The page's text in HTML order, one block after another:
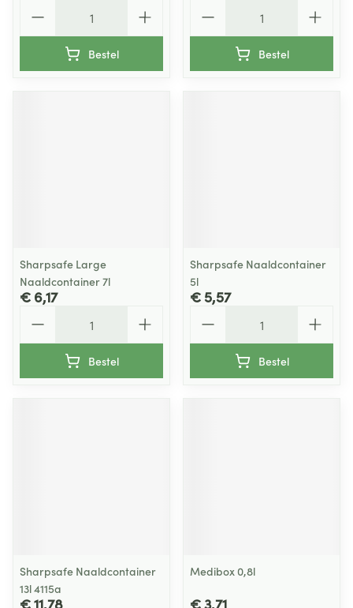
Bestel Bestel
Sharpsafe Large
Naaldcontainer 7l
€ 6,17
Bestel
Sharpsafe Naaldcontainer
5l
€ 5,57
Bestel
Sharpsafe Naaldcontainer
13l 4115a
€ 11,78
Medibox 0,8l
€ 3,71